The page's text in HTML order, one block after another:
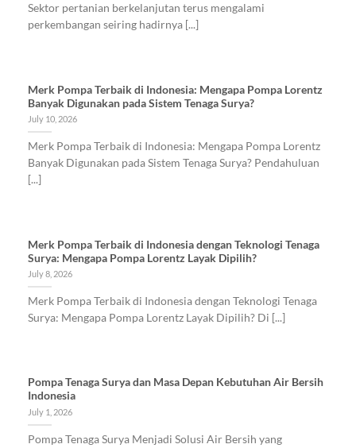
Sektor pertanian berkelanjutan terus mengalami
perkembangan seiring hadirnya [...]
Merk Pompa Terbaik di Indonesia: Mengapa Pompa Lorentz
Banyak Digunakan pada Sistem Tenaga Surya?
July 10, 2026
Merk Pompa Terbaik di Indonesia: Mengapa Pompa Lorentz
Banyak Digunakan pada Sistem Tenaga Surya? Pendahuluan
[...]
Merk Pompa Terbaik di Indonesia dengan Teknologi Tenaga
Surya: Mengapa Pompa Lorentz Layak Dipilih?
July 8, 2026
Merk Pompa Terbaik di Indonesia dengan Teknologi Tenaga
Surya: Mengapa Pompa Lorentz Layak Dipilih? Di [...]
Pompa Tenaga Surya dan Masa Depan Kebutuhan Air Bersih
Indonesia
July 1, 2026
Pompa Tenaga Surya Menjadi Solusi Air Bersih yang